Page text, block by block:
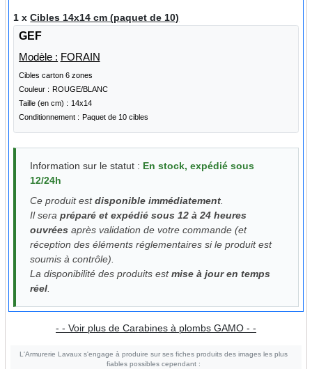
1 xCibles 14x14 cm (paquet de 10)
GEF
Modèle : FORAIN
Cibles carton 6 zones
Couleur : ROUGE/BLANC
Taille (en cm) : 14x14
Conditionnement : Paquet de 10 cibles
Information sur le statut : En stock, expédié sous
12/24h
Ce produit estdisponible immédiatement
Il serapréparé et expédié sous 12 à 24 heures
ouvrées après validation de votre commande (et
réception des éléments réglementaires si le produit est
soumis à contrôle).
La disponibilité des produits estmise à jour en temps
réel
- - Voir plus de Carabines à plombs GAMO - -
L'Armurerie Lavaux s'engage à produire sur ses fiches produits des images les plus
fiables possibles cependant :